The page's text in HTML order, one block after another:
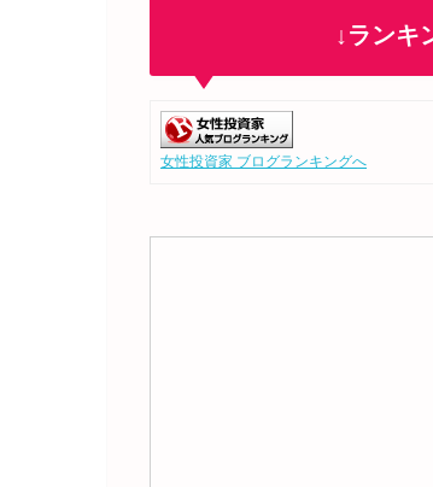
↓ランキ
女性投資家 ブログランキングへ